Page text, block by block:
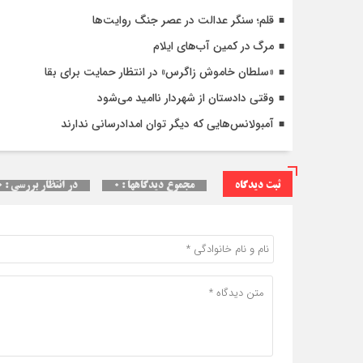
قلم؛ سنگر عدالت در عصر جنگ روایت‌ها
مرگ در کمین آب‌های ایلام
«سلطان خاموش زاگرس» در انتظار حمایت برای بقا
وقتی دادستان از شهردار ناامید می‌شود
آمبولانس‌هایی که دیگر توان امدادرسانی ندارند
ثبت دیدگاه مجموع دیدگاهها : ۰ در انتظار بررسی : ۰